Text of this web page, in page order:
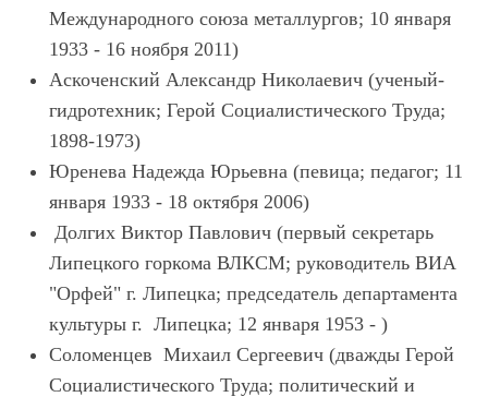
Международного союза металлургов; 10 января
1933 - 16 ноября 2011)
Аскоченский Александр Николаевич (ученый-
гидротехник; Герой Социалистического Труда;
1898-1973)
Юренева Надежда Юрьевна (певица; педагог; 11
января 1933 - 18 октября 2006)
Долгих Виктор Павлович (первый секретарь
Липецкого горкома ВЛКСМ; руководитель ВИА
"Орфей" г. Липецка; председатель департамента
культуры г. Липецка; 12 января 1953 - )
Соломенцев Михаил Сергеевич (дважды Герой
Социалистического Труда; политический и